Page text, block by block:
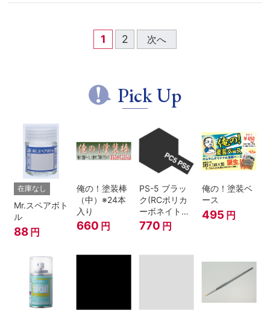
1 2 次へ
Pick Up
在庫なし
Mr.スペアボト
ル
88 円
俺の！塗装棒
（中）※24本
入り
660 円
PS-5 ブラッ
ク(RCポリカ
ーボネイトボ
ディ塗装用)
770 円
俺の！塗装ベ
ース
495 円